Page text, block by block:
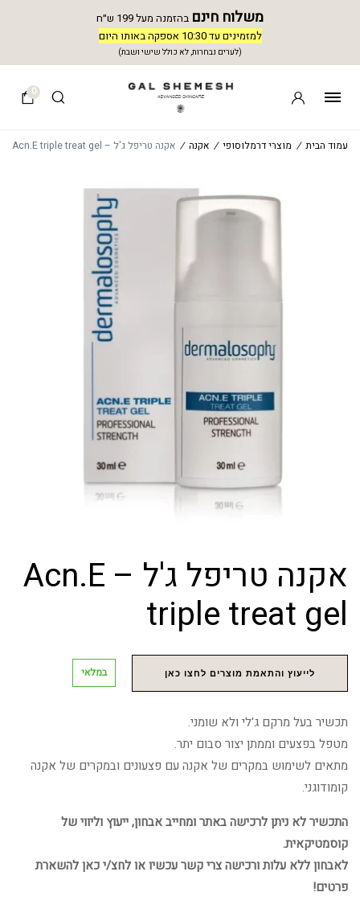
משלוח חינם בהזמנה מעל 199 ש״ח
למזמינים עד 10:30 אספקה באותו היום
(לערים נבחרות, לא כולל שישי ושבת)
0
עמוד הבית / מוצרי דרמלוסופי / אקנה / אקנה טריפל ג'ל – Acn.E triple treat gel
אקנה טריפל ג'ל – Acn.E
triple treat gel
לייעוץ והתאמת מוצרים לחצו כאן במלאי
תכשיר בעל מרקם ג'לי ולא שומני.
מטפל בפצעים וממתן יצור סבום יתר.
מתאים לשימוש במקרים של אקנה עם פצעונים ובמקרים של אקנה
קומודוגני.
התכשיר לא ניתן לרכישה באתר ומחייב אבחון, ייעוץ וליווי של
קוסמטיקאית.
לאבחון ללא עלות ורכישה צרי קשר עכשיו או לחצ/י כאן להשארת
פרטים!